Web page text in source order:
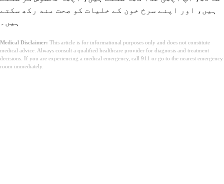
ہیں، اور اپنے سرخ خون کے خلیات کو صحت مند رکھ سکتے
ہیں۔
Medical Disclaimer: This article is for informational purposes only and does not constitute
medical advice. Always consult a qualified healthcare provider for diagnosis and treatment
decisions. If you are experiencing a medical emergency, call 911 or go to the nearest emergency
room immediately.